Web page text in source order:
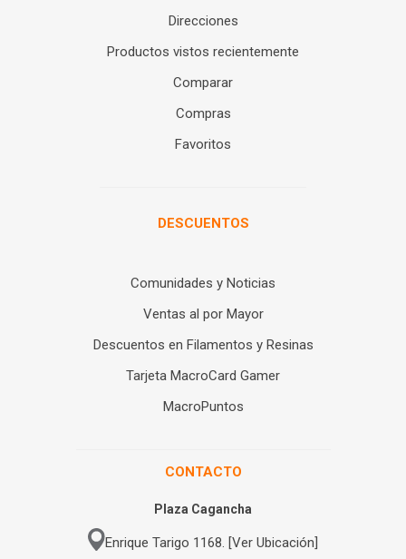
Direcciones
Productos vistos recientemente
Comparar
Compras
Favoritos
DESCUENTOS
Comunidades y Noticias
Ventas al por Mayor
Descuentos en Filamentos y Resinas
Tarjeta MacroCard Gamer
MacroPuntos
CONTACTO
Plaza Cagancha
Enrique Tarigo 1168. [Ver Ubicación]